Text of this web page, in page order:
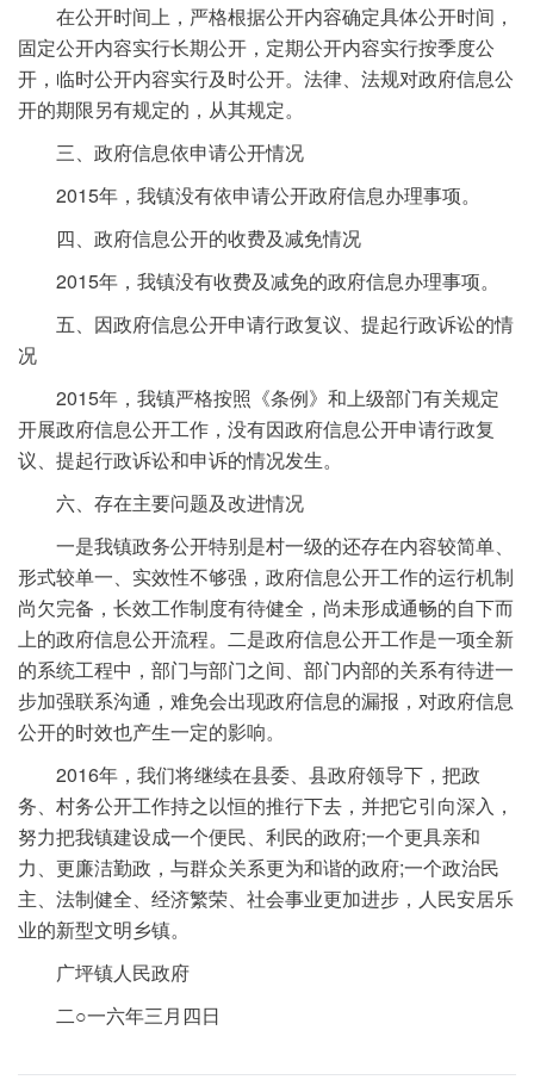
在公开时间上，严格根据公开内容确定具体公开时间，
固定公开内容实行长期公开，定期公开内容实行按季度公
开，临时公开内容实行及时公开。法律、法规对政府信息公
开的期限另有规定的，从其规定。
三、政府信息依申请公开情况
2015年，我镇没有依申请公开政府信息办理事项。
四、政府信息公开的收费及减免情况
2015年，我镇没有收费及减免的政府信息办理事项。
五、因政府信息公开申请行政复议、提起行政诉讼的情
况
2015年，我镇严格按照《条例》和上级部门有关规定
开展政府信息公开工作，没有因政府信息公开申请行政复
议、提起行政诉讼和申诉的情况发生。
六、存在主要问题及改进情况
一是我镇政务公开特别是村一级的还存在内容较简单、
形式较单一、实效性不够强，政府信息公开工作的运行机制
尚欠完备，长效工作制度有待健全，尚未形成通畅的自下而
上的政府信息公开流程。二是政府信息公开工作是一项全新
的系统工程中，部门与部门之间、部门内部的关系有待进一
步加强联系沟通，难免会出现政府信息的漏报，对政府信息
公开的时效也产生一定的影响。
2016年，我们将继续在县委、县政府领导下，把政
务、村务公开工作持之以恒的推行下去，并把它引向深入，
努力把我镇建设成一个便民、利民的政府;一个更具亲和
力、更廉洁勤政，与群众关系更为和谐的政府;一个政治民
主、法制健全、经济繁荣、社会事业更加进步，人民安居乐
业的新型文明乡镇。
广坪镇人民政府
二○一六年三月四日